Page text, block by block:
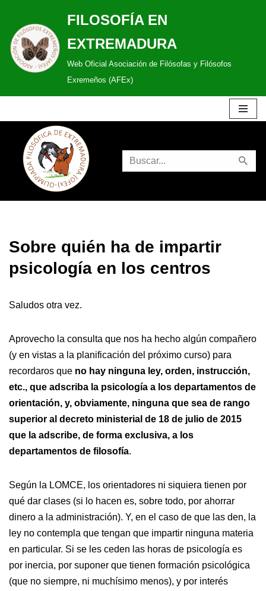
Saltar
al
contenido
FILOSOFÍA EN
EXTREMADURA
Web Oficial Asociación de Filósofas y Filósofos
Exremeños (AFEx)
Sobre quién ha de impartir
psicología en los centros
Saludos otra vez.
Aprovecho la consulta que nos ha hecho algún compañero
(y en vistas a la planificación del próximo curso) para
recordaros que no hay ninguna ley, orden, instrucción,
etc., que adscriba la psicología a los departamentos de
orientación, y, obviamente, ninguna que sea de rango
superior al decreto ministerial de 18 de julio de 2015
que la adscribe, de forma exclusiva, a los
departamentos de filosofía.
Según la LOMCE, los orientadores ni siquiera tienen por
qué dar clases (si lo hacen es, sobre todo, por ahorrar
dinero a la administración). Y, en el caso de que las den, la
ley no contempla que tengan que impartir ninguna materia
en particular. Si se les ceden las horas de psicología es
por inercia, por suponer que tienen formación psicológica
(que no siempre, ni muchísimo menos), y por interés